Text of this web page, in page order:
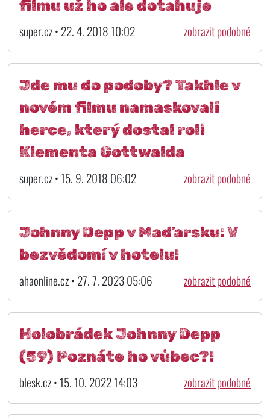
filmu už ho ale dotahuje
super.cz • 22. 4. 2018 10:02 zobrazit podobné
Jde mu do podoby? Takhle v
novém filmu namaskovali
herce, který dostal roli
Klementa Gottwalda
super.cz • 15. 9. 2018 06:02 zobrazit podobné
Johnny Depp v Maďarsku: V
bezvědomí v hotelu!
ahaonline.cz • 27. 7. 2023 05:06 zobrazit podobné
Holobrádek Johnny Depp
(59) Poznáte ho vůbec?!
blesk.cz • 15. 10. 2022 14:03 zobrazit podobné